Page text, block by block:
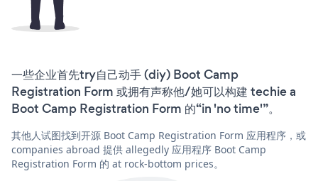
一些企业首先try自己动手 (diy) Boot Camp
Registration Form 或拥有声称他/她可以构建 techie a
Boot Camp Registration Form 的“in 'no time'”。
其他人试图找到开源 Boot Camp Registration Form 应用程序，或
companies abroad 提供 allegedly 应用程序 Boot Camp
Registration Form 的 at rock-bottom prices。